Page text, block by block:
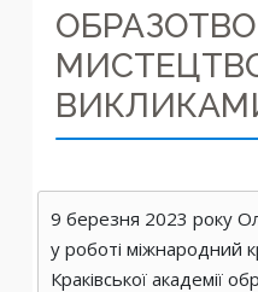
9 березня 2023 року
у роботі міжнародний
Краківської академії